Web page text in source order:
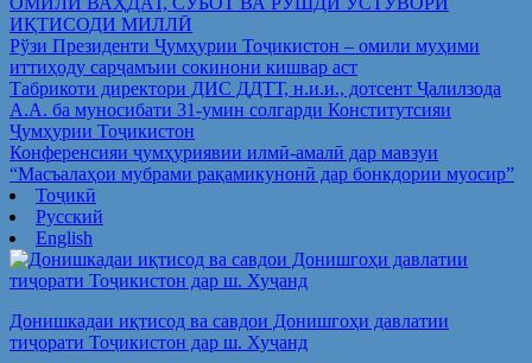
ИҚТИСОДИ МИЛЛӢ
Рўзи Президенти Ҷумҳурии Тоҷикистон – омили муҳими
иттиҳоду сарҷамъии сокинони кишвар аст
Табрикоти директори ДИС ДДТТ, н.и.и., дотсент Ҷалилзода
А.А. ба муносибати 31-умин солгарди Конститутсияи
Ҷумҳурии Тоҷикистон
Конференсияи ҷумҳуриявии илмӣ-амалӣ дар мавзуи
“Масъалаҳои мубрами рақамикунонӣ дар бонкдории муосир”
Тоҷикӣ
Русский
English
Донишкадаи иқтисод ва савдои Донишгоҳи давлатии
тиҷорати Тоҷикистон дар ш. Хуҷанд